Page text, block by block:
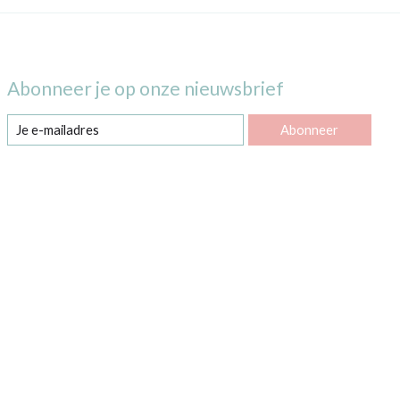
Abonneer je op onze nieuwsbrief
Abonneer